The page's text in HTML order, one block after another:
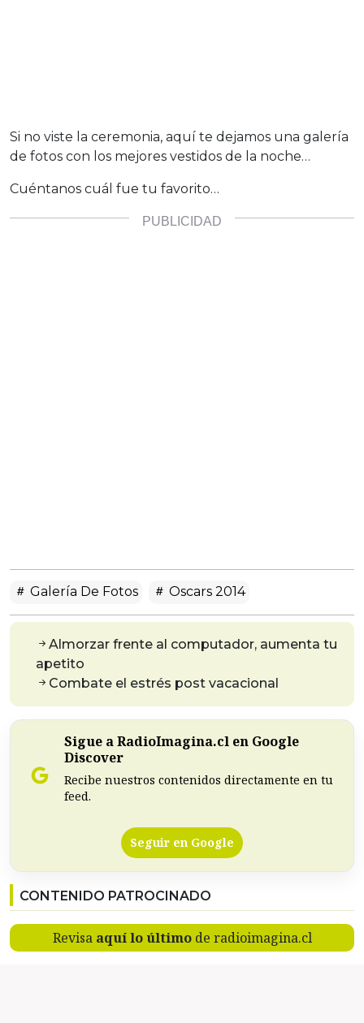
Si no viste la ceremonia, aquí te dejamos una galería
de fotos con los mejores vestidos de la noche…
Cuéntanos cuál fue tu favorito…
Galería De Fotos Oscars 2014
Almorzar frente al computador, aumenta tu
apetito
Combate el estrés post vacacional
Sigue a RadioImagina.cl en Google
Discover
Recibe nuestros contenidos directamente en tu
feed.
Seguir en Google
CONTENIDO PATROCINADO
Revisa aquí lo últimode radioimagina.cl